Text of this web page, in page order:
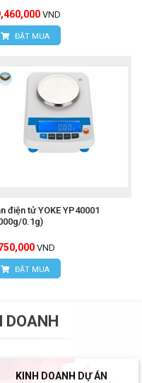
VND
ĐẶT MUA
điện tử YOKE YP40001
0.1g)
VND
ĐẶT MUA
DOANH
KINH DOANH DỰ ÁN